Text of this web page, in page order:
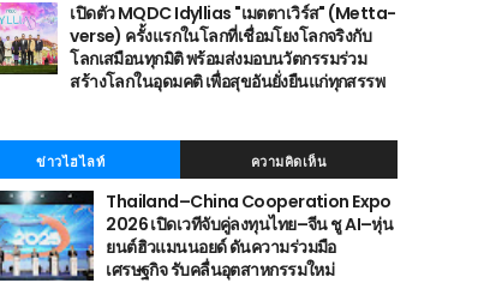
เปิดตัว MQDC Idyllias "เมตตาเวิร์ส" (Metta-
verse) ครั้งแรกในโลกที่เชื่อมโยงโลกจริงกับ
โลกเสมือนทุกมิติ พร้อมส่งมอบนวัตกรรมร่วม
สร้างโลกในอุดมคติ เพื่อสุขอันยั่งยืนแก่ทุกสรรพ
ข่าวไฮไลท์ ความคิดเห็น
Thailand–China Cooperation Expo
2026 เปิดเวทีจับคู่ลงทุนไทย–จีน ชู AI–หุ่น
ยนต์ฮิวแมนนอยด์ ดันความร่วมมือ
เศรษฐกิจ รับคลื่นอุตสาหกรรมใหม่